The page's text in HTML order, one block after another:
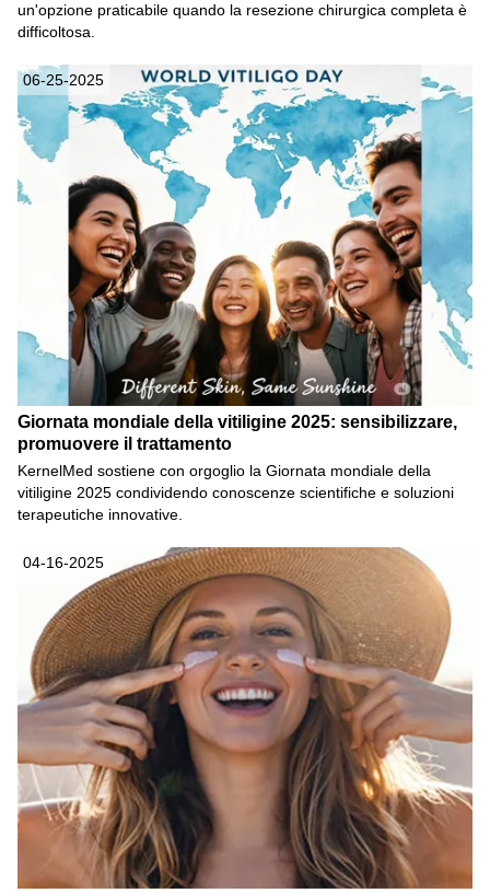
un'opzione praticabile quando la resezione chirurgica completa è
difficoltosa.
06-25-2025
Giornata mondiale della vitiligine 2025: sensibilizzare,
promuovere il trattamento
KernelMed sostiene con orgoglio la Giornata mondiale della
vitiligine 2025 condividendo conoscenze scientifiche e soluzioni
terapeutiche innovative.
04-16-2025